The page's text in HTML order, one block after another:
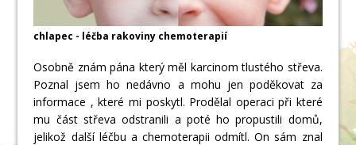
chlapec - léčba rakoviny chemoterapií
Osobně znám pána který měl karcinom tlustého střeva.
Poznal jsem ho nedávno a mohu jen poděkovat za
informace , které mi poskytl. Prodělal operaci při které
mu část střeva odstranili a poté ho propustili domů,
jelikož další léčbu a chemoterapii odmítl. On sám znal